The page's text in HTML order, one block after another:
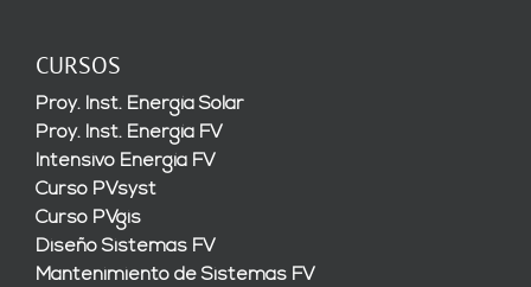
CURSOS
Proy. Inst. Energía Solar
Proy. Inst. Energía FV
Intensivo Energía FV
Curso PVsyst
Curso PVgis
Diseño Sistemas FV
Mantenimiento de Sistemas FV